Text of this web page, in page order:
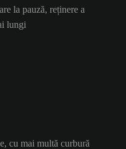
la pauză, reținere a
lungi
cu mai multă curbură